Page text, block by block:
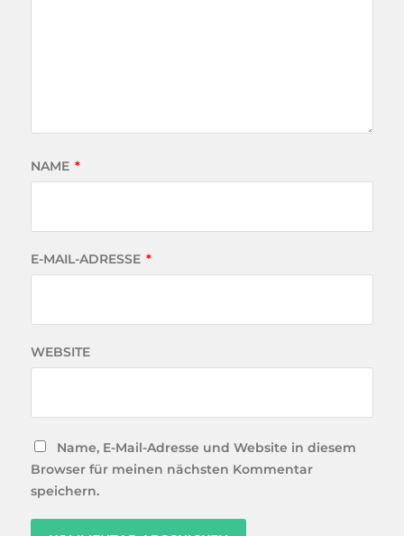
NAME *
E-MAIL-ADRESSE *
WEBSITE
Name, E-Mail-Adresse und Website in diesem
Browser für meinen nächsten Kommentar
speichern.